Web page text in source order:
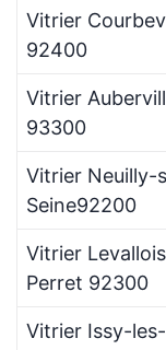
Vitrier
92400
Vitrier
93300
Vitrier Neuilly-
Seine92200
Vitrier
Perret 92300
Vitrier Issy-les-